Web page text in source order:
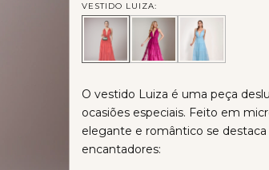
VESTIDO LUIZA:
O vestido Luiza é uma peça
ocasiões especiais. Feito em
elegante e romântico se
encantadores: